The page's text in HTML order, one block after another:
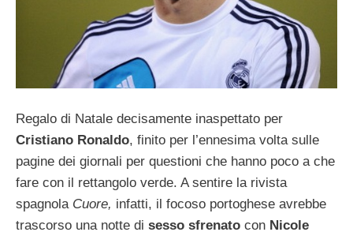
Regalo di Natale decisamente inaspettato per
Cristiano Ronaldo, finito per l’ennesima volta sulle
pagine dei giornali per questioni che hanno poco a che
fare con il rettangolo verde. A sentire la rivista
spagnolaCuore, infatti, il focoso portoghese avrebbe
trascorso una notte di sesso sfrenato con Nicole